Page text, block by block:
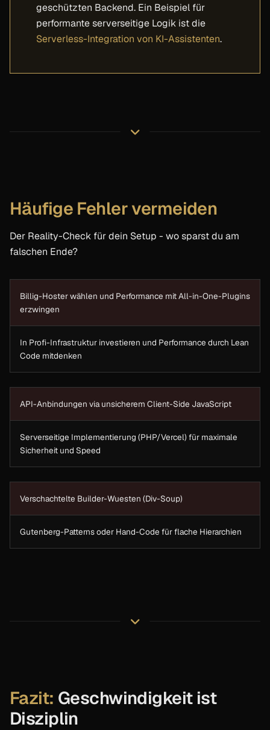
geschützten Backend. Ein Beispiel für
performante serverseitige Logik ist die
Serverless-Integration von KI-Assistenten.
Häufige Fehler vermeiden
Der Reality-Check für dein Setup - wo sparst du am
falschen Ende?
Billig-Hoster wählen und Performance mit All-in-One-Plugins
erzwingen
In Profi-Infrastruktur investieren und Performance durch Lean
Code mitdenken
API-Anbindungen via unsicherem Client-Side JavaScript
Serverseitige Implementierung (PHP/Vercel) für maximale
Sicherheit und Speed
Verschachtelte Builder-Wuesten (Div-Soup)
Gutenberg-Patterns oder Hand-Code für flache Hierarchien
Fazit: Geschwindigkeit ist
Disziplin